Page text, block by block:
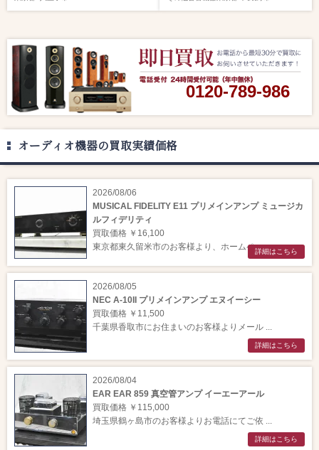
0120-789-986
オーディオ機器の買取実績価格
2026/08/06
MUSICAL FIDELITY E11 プリメインアンプ ミュージカ
ルフィデリティ
買取価格 ￥16,100
東京都東久留米市のお客様より、ホームペー ...詳細はこちら
2026/08/05
NEC A-10II プリメインアンプ エヌイーシー
買取価格 ￥11,500
千葉県香取市にお住まいのお客様よりメール ...
詳細はこちら
2026/08/04
EAR EAR 859 真空管アンプ イーエーアール
買取価格 ￥115,000
埼玉県鶴ヶ島市のお客様よりお電話にてご依 ...
詳細はこちら